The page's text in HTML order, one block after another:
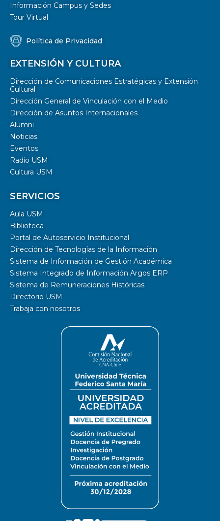
Información Campus y Sedes
Tour Virtual
Política de Privacidad
EXTENSIÓN Y CULTURA
Dirección de Comunicaciones Estratégicas y Extensión
Cultural
Dirección General de Vinculación con el Medio
Dirección de Asuntos Internacionales
Alumni
Noticias
Eventos
Radio USM
Cultura USM
SERVICIOS
Aula USM
Biblioteca
Portal de Autoservicio Institucional
Dirección de Tecnologías de la Información
Sistema de Información de Gestión Académica
Sistema Integrado de Información Argos ERP
Sistema de Remuneraciones Históricas
Directorio USM
Trabaja con nosotros